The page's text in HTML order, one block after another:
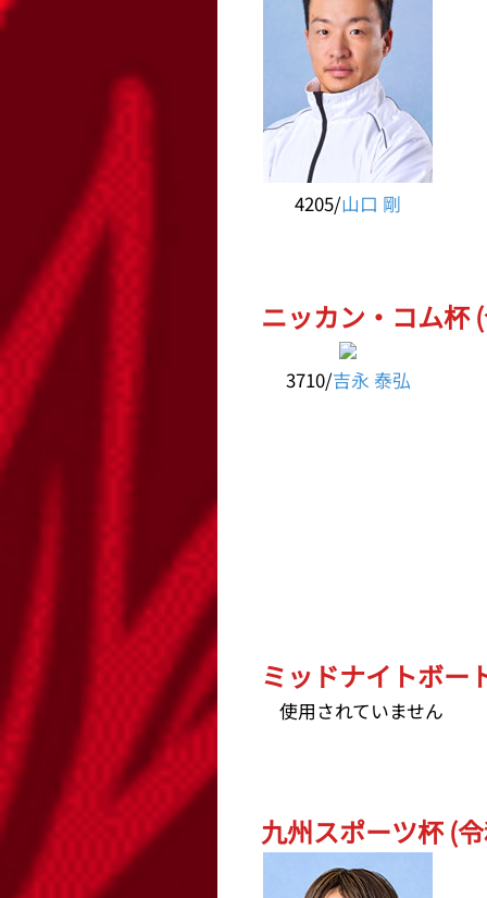
4205/山口 剛
ニッカン・コム杯
3710/吉永 泰弘
ミッドナイトボー
使用されていません
九州スポーツ杯 (